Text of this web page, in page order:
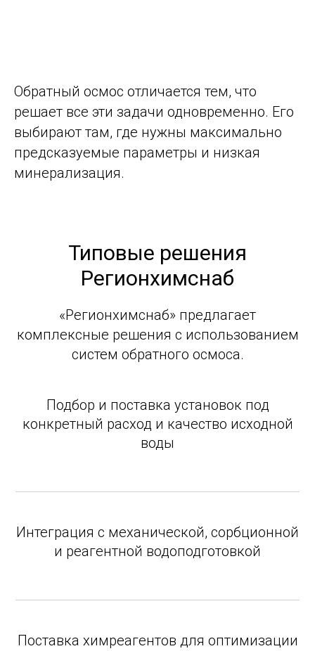
Обратный осмос отличается тем, что
решает все эти задачи одновременно. Его
выбирают там, где нужны максимально
предсказуемые параметры и низкая
минерализация.
Типовые решения
Регионхимснаб
«Регионхимснаб» предлагает
комплексные решения с использованием
систем обратного осмоса.
Подбор и поставка установок под
конкретный расход и качество исходной
воды
Интеграция с механической, сорбционной
и реагентной водоподготовкой
Поставка химреагентов для оптимизации